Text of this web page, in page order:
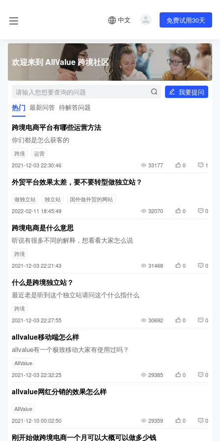
中文 免费试用30天
欢迎来到 AllValue 跨境社区
我要提问
热门 最新问答 待解答问题
跨境电商平台有哪些运营方法
你们都是怎么获客的
跨境
运营
2021-12-03 22:30:46
33177 0 1
外贸平台效果太差，要不要转型做独立站？
做独立站 独立站
国外做外贸的网站
2022-02-11 18:45:49
32070 0 0
跨境电商是什么意思
听说有很多不同的解释，想看看大家怎么说
跨境
2021-12-03 22:21:43
31468 0 0
什么是跨境独立站？
最近老是听到这个独立站请问这个什么指什么
跨境
2021-12-03 22:27:55
30692 0 0
allvalue移动端怎么样
allvalue有一个极致移动大家有使用过吗？
AllValue
2021-12-03 22:32:25
29385 0 0
allvalue网红分销的效果怎么样
AllValue
2021-12-10 00:02:50
29359 0 0
刚开始做跨境电商一个月可以大概可以做多少钱